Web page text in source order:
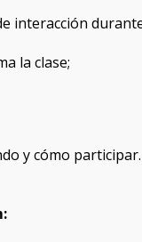
interacción
la clase;
y cómo participar.